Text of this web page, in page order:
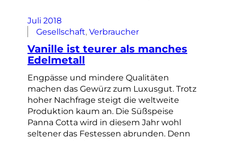
Juli 2018
Gesellschaft, Verbraucher
Vanille ist teurer als manches
Edelmetall
Engpässe und mindere Qualitäten
machen das Gewürz zum Luxusgut. Trotz
hoher Nachfrage steigt die weltweite
Produktion kaum an. Die Süßspeise
Panna Cotta wird in diesem Jahr wohl
seltener das Festessen abrunden. Denn